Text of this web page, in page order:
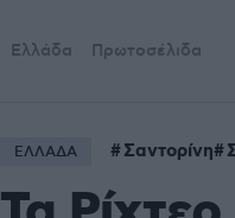
Ελλάδα Πρωτοσέλιδα
ΕΛΛΑΔΑ Σαντορίνη